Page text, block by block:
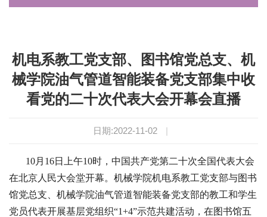
机电系教工党支部、图书馆党总支、机
械学院油气管道智能装备党支部集中收
看党的二十次代表大会开幕会直播
日期:2022-11-02 |
10月16日上午10时，中国共产党第二十次全国代表大会
在北京人民大会堂开幕。机械学院机电系教工党支部与图书
馆党总支 、机械学院油气管道智能装备党支部的教工和学生
党员代表开展基层党组织“1+4”示范共建活动，在图书馆五